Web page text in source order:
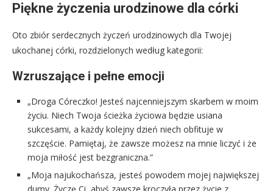
Piękne życzenia urodzinowe dla córki
Oto zbiór serdecznych życzeń urodzinowych dla Twojej
ukochanej córki, rozdzielonych według kategorii:
Wzruszające i pełne emocji
„Droga Córeczko! Jesteś najcenniejszym skarbem w moim
życiu. Niech Twoja ścieżka życiowa będzie usiana
sukcesami, a każdy kolejny dzień niech obfituje w
szczęście. Pamiętaj, że zawsze możesz na mnie liczyć i że
moja miłość jest bezgraniczna.”
„Moja najukochańsza, jesteś powodem mojej największej